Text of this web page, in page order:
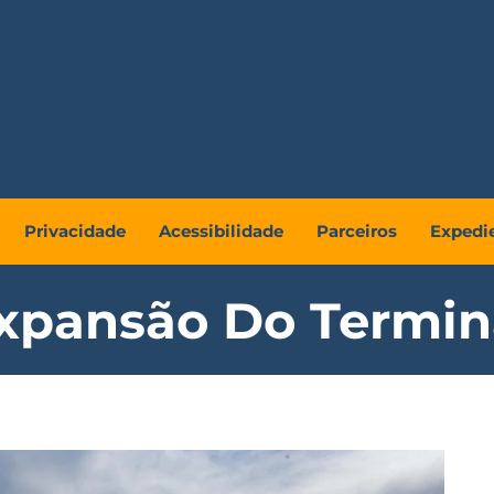
Privacidade Acessibilidade Parceiros
Do